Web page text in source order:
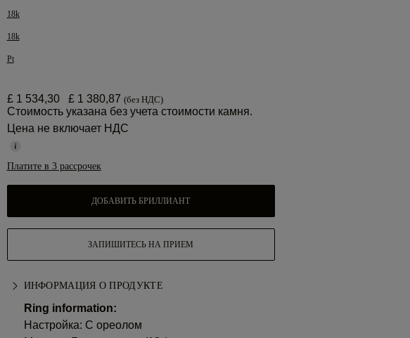
18k
18k
Pt
£ 1 534,30 £ 1 380,87 (без НДС)
Стоимость указана без учета стоимости камня.
Цена не включает НДС
Платите в 3 рассрочек
ДОБАВИТЬ БРИЛЛИАНТ
ЗАПИШИТЕСЬ НА ПРИЕМ
ИНФОРМАЦИЯ О ПРОДУКТЕ
Ring information:
Настройка: С ореолом